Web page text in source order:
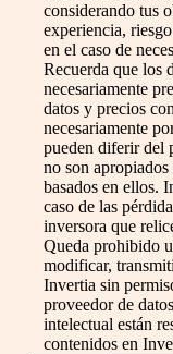
considerando tus
experiencia,
en el caso de
Recuerda que los
necesariamente
datos y precios
necesariamente
pueden diferir del
no son
basados en ellos.
caso de las
inversora que
Queda prohibido
modificar,
Invertia sin
proveedor de
intelectual están
contenidos en